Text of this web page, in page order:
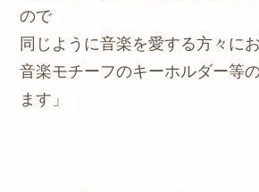
ので
同じように音楽を愛する方々に
音楽モチーフのキーホルダー等
ます」